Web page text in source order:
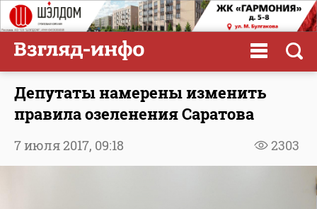
Депутаты намерены изменить
правила озеленения Саратова
2303
7 июля 2017, 09:18